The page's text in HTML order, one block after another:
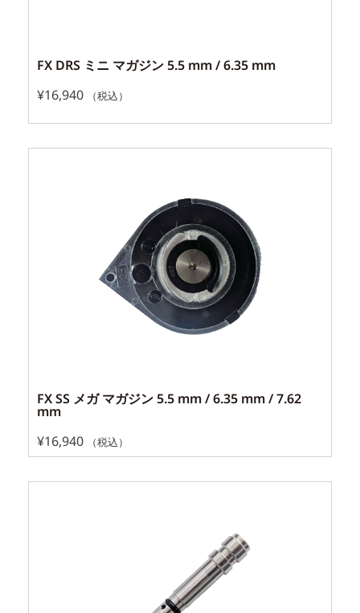
FX DRS ミニ マガジン 5.5 mm / 6.35 mm
¥16,940 （税込）
FX SS メガ マガジン 5.5 mm / 6.35 mm / 7.62
mm
¥16,940 （税込）